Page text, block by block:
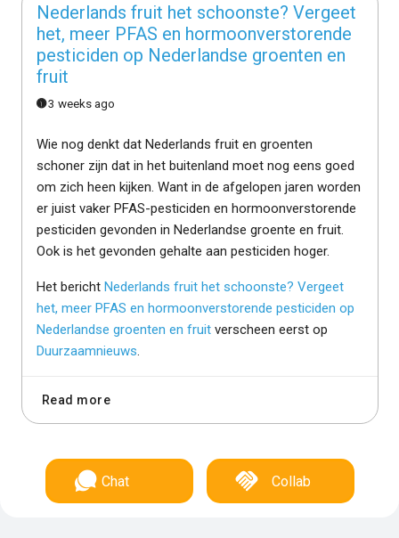
Nederlands fruit het schoonste? Vergeet
het, meer PFAS en hormoonverstorende
pesticiden op Nederlandse groenten en
fruit
3 weeks ago
Wie nog denkt dat Nederlands fruit en groenten
schoner zijn dat in het buitenland moet nog eens goed
om zich heen kijken. Want in de afgelopen jaren worden
er juist vaker PFAS-pesticiden en hormoonverstorende
pesticiden gevonden in Nederlandse groente en fruit.
Ook is het gevonden gehalte aan pesticiden hoger.
Het bericht Nederlands fruit het schoonste? Vergeet
het, meer PFAS en hormoonverstorende pesticiden op
Nederlandse groenten en fruitverscheen eerst op
Duurzaamnieuws
Read more
Chat Collab